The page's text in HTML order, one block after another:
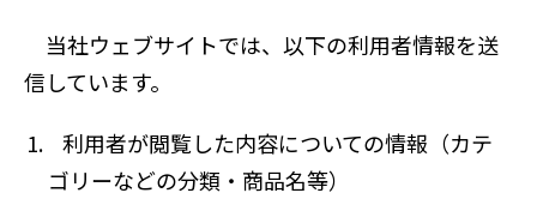
当社ウェブサイトでは、以下の利用者情報を送
信しています。
利用者が閲覧した内容についての情報（カテ
ゴリーなどの分類・商品名等）